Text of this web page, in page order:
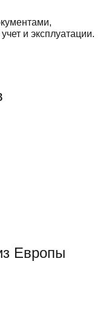
и эксплуатации.
Европы